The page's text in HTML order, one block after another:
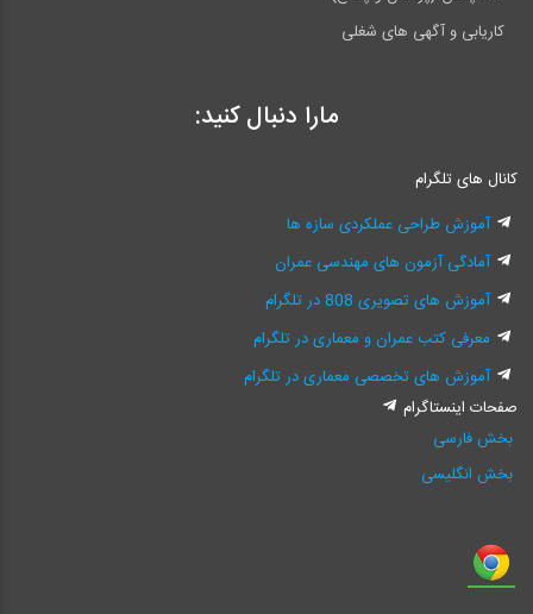
کاریابی و آگهی های شغلی
مارا دنبال کنید:
کانال های تلگرام
آموزش طراحی عملکردی سازه ها
آمادگی آزمون های مهندسی عمران
آموزش های تصویری 808 در تلگرام
معرفی کتب عمران و معماری در تلگرام
آموزش های تخصصی معماری در تلگرام
صفحات اینستاگرام
بخش فارسی
بخش انگلیسی